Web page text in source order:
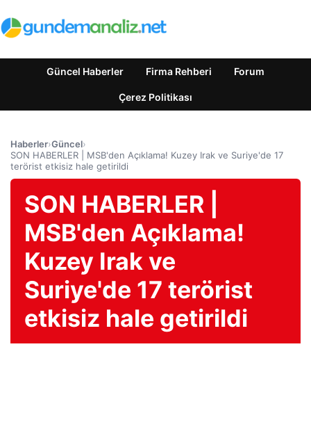
Güncel Haberler Firma Rehberi Forum
Çerez Politikası
Haberler›Güncel›
SON HABERLER | MSB'den Açıklama! Kuzey Irak ve Suriye'de 17
terörist etkisiz hale getirildi
SON HABERLER |
MSB'den Açıklama!
Kuzey Irak ve
Suriye'de 17 terörist
etkisiz hale getirildi